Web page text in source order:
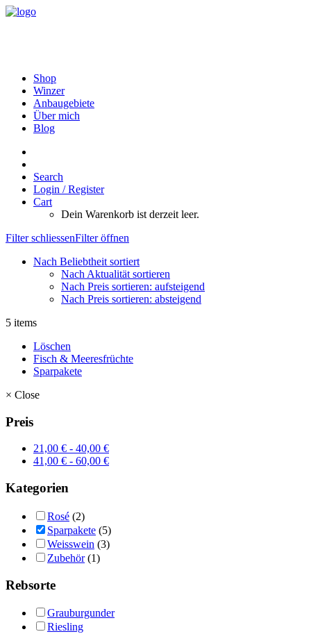
Shop
Winzer
Anbaugebiete
Über mich
Blog
Search
Login / Register
Cart
Dein Warenkorb ist derzeit leer.
Filter schliessenFilter öffnen
Nach Beliebtheit sortiert
Nach Aktualität sortieren
Nach Preis sortieren: aufsteigend
Nach Preis sortieren: absteigend
5 items
Löschen
Fisch & Meeresfrüchte
Sparpakete
× Close
Preis
21,00 € - 40,00 €
41,00 € - 60,00 €
Kategorien
Rosé (2)
Sparpakete (5)
Weisswein (3)
Zubehör (1)
Rebsorte
Grauburgunder
Riesling